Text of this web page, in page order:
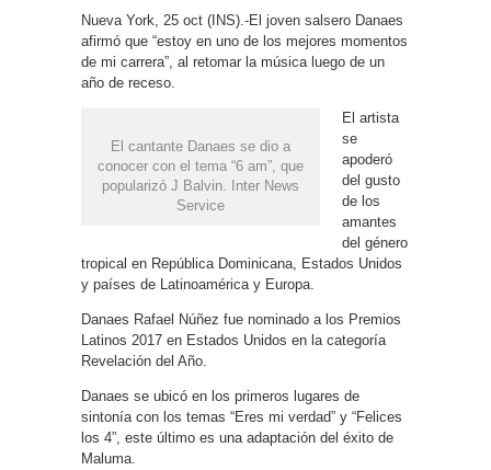
Nueva York, 25 oct (INS).-El joven salsero Danaes
afirmó que “estoy en uno de los mejores momentos
de mi carrera”, al retomar la música luego de un
año de receso.
El cantante Danaes se dio a
conocer con el tema “6 am”, que
popularizó J Balvin. Inter News
Service
El artista
se
apoderó
del gusto
de los
amantes
del género
tropical en República Dominicana, Estados Unidos
y países de Latinoamérica y Europa.
Danaes Rafael Núñez fue nominado a los Premios
Latinos 2017 en Estados Unidos en la categoría
Revelación del Año.
Danaes se ubicó en los primeros lugares de
sintonía con los temas “Eres mi verdad” y “Felices
los 4”, este último es una adaptación del éxito de
Maluma.